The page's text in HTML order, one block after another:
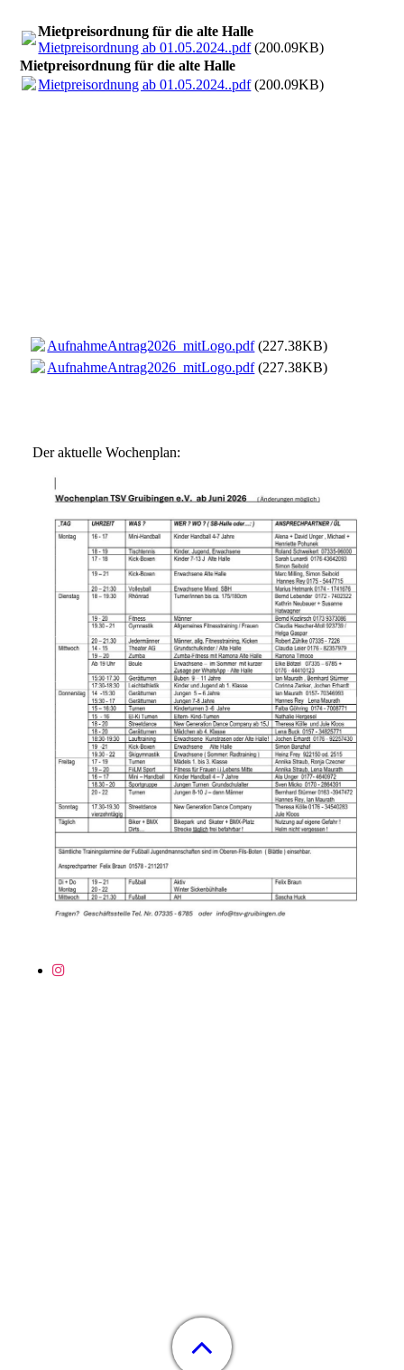
Mietpreisordnung für die alte Halle
Mietpreisordnung ab 01.05.2024..pdf(200.09KB)
Mietpreisordnung für die alte Halle
Mietpreisordnung ab 01.05.2024..pdf(200.09KB)
AufnahmeAntrag2026_mitLogo.pdf(227.38KB)
AufnahmeAntrag2026_mitLogo.pdf(227.38KB)
Der aktuelle Wochenplan: